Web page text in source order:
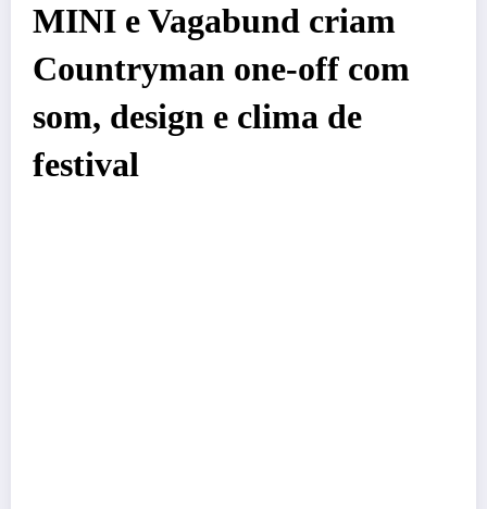
MINI e Vagabund criam
Countryman one-off com
som, design e clima de
festival